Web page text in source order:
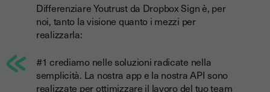
Differenziare Youtrust da Dropbox Sign è, per
noi, tanto la visione quanto i mezzi per
realizzarla:
#1 crediamo nelle soluzioni radicate nella
semplicità. La nostra app e la nostra API sono
realizzate per ottimizzare il lavoro del tuo team